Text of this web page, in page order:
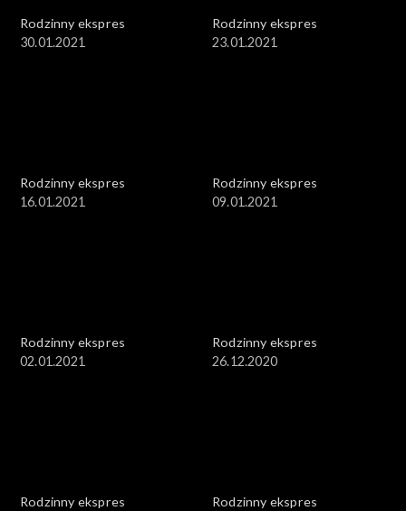
Rodzinny ekspres
30.01.2021
Rodzinny ekspres
23.01.2021
Rodzinny ekspres
16.01.2021
Rodzinny ekspres
09.01.2021
Rodzinny ekspres
02.01.2021
Rodzinny ekspres
26.12.2020
Rodzinny ekspres
Rodzinny ekspres